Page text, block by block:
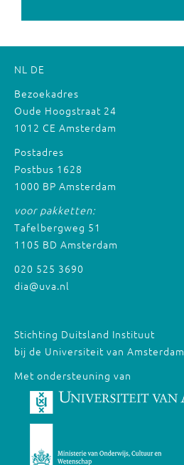
NL DE
Bezoekadres
Oude Hoogstraat 24
1012 CE Amsterdam
Postadres
Postbus 1628
1000 BP Amsterdam
voor pakketten:
Tafelbergweg 51
1105 BD Amsterdam
020 525 3690
dia@uva.nl
Stichting Duitsland Instituut
bij de Universiteit van Amsterdam
Met ondersteuning van